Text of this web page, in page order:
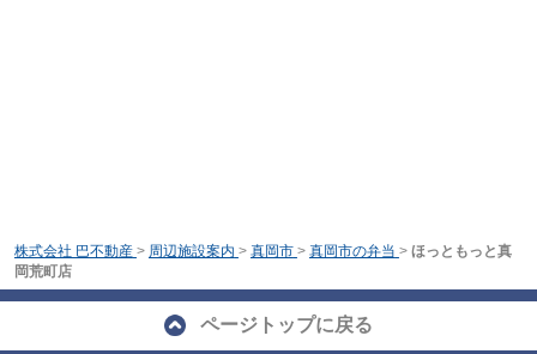
株式会社 巴不動産 > 周辺施設案内 > 真岡市 > 真岡市の弁当 > ほっともっと真
岡荒町店
ページトップに戻る